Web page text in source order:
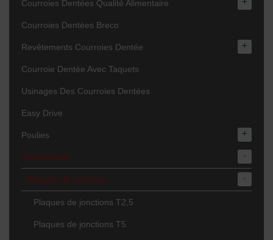
Courroies Dentées Qualité Alimentaire
Courroies Dentées Breco
Revêtements Courroies Dentée +
Courroie Dentée Avec Taquets
Usinages Des Courroies Dentées
Easy Drive
Poulies +
Composants -
Plaques de jonctions -
Plaques de jonctions T2,5
Plaques de jonctions T5